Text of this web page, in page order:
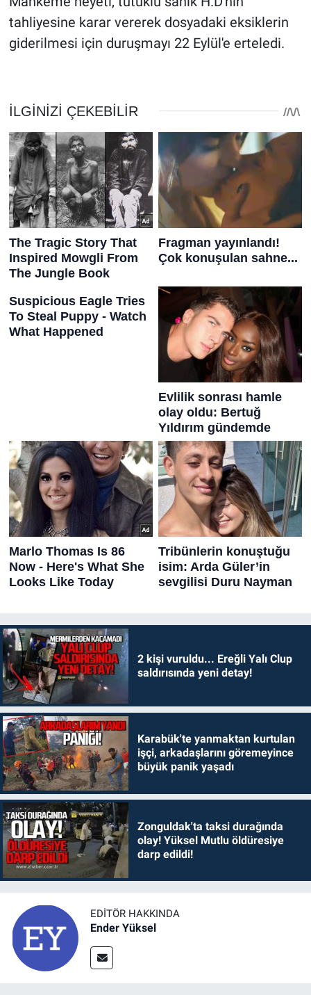
tahliyesine karar vererek dosyadaki eksiklerin
giderilmesi için duruşmayı 22 Eylül'e erteledi.
2 kişi vuruldu... Ereğli Yalı Clup
saldırısında yeni detay!
Karabük'te yanmaktan kurtulan
işçi, arkadaşlarını göremeyince
büyük panik yaşadı
Zonguldak'ta taksi durağında
olay! Yüksel Mutlu öldüresiye
darp edildi!
EDITÖR HAKKINDA
Ender Yüksel